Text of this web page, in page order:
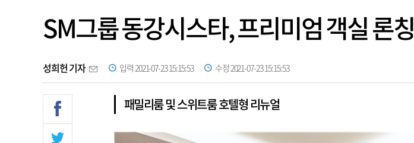
SM그룹 동강시스타, 프리미엄 객실 론칭
성희헌 기자 입력 2021-07-23 15:15:53 수정 2021-07-23 15:15:53
패밀리룸 및 스위트룸 호텔형 리뉴얼